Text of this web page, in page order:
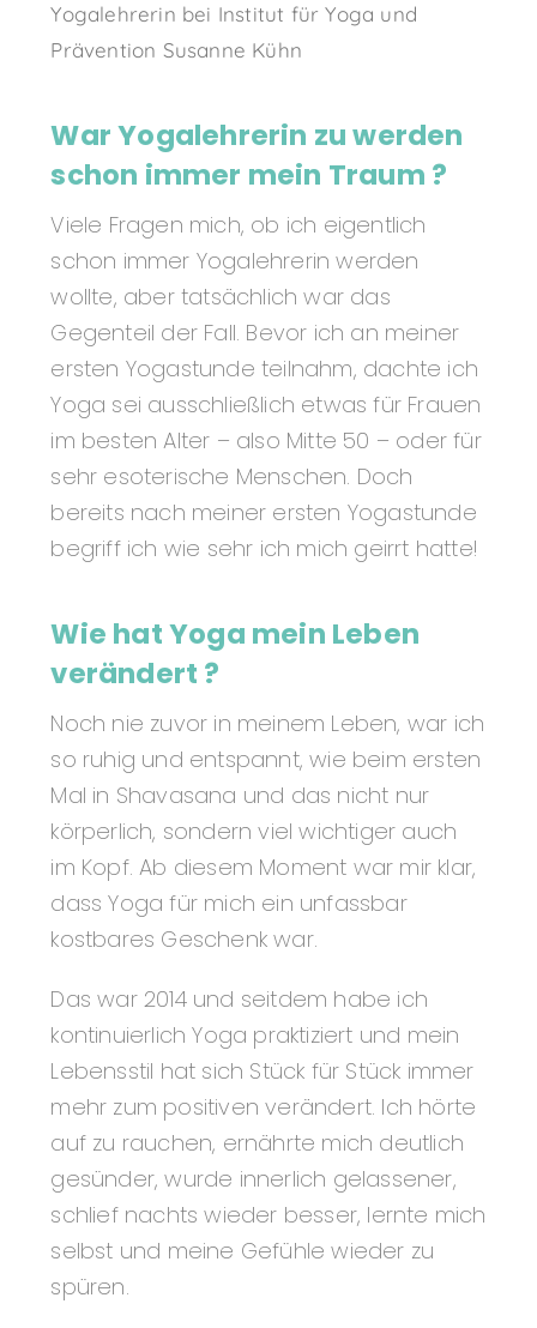
Yogalehrerin bei Institut für Yoga und
Prävention Susanne Kühn
War Yogalehrerin zu werden
schon immer mein Traum ?
Viele Fragen mich, ob ich eigentlich
schon immer Yogalehrerin werden
wollte, aber tatsächlich war das
Gegenteil der Fall. Bevor ich an meiner
ersten Yogastunde teilnahm, dachte ich
Yoga sei ausschließlich etwas für Frauen
im besten Alter – also Mitte 50 – oder für
sehr esoterische Menschen. Doch
bereits nach meiner ersten Yogastunde
begriff ich wie sehr ich mich geirrt hatte!
Wie hat Yoga mein Leben
verändert ?
Noch nie zuvor in meinem Leben, war ich
so ruhig und entspannt, wie beim ersten
Mal in Shavasana und das nicht nur
körperlich, sondern viel wichtiger auch
im Kopf. Ab diesem Moment war mir klar,
dass Yoga für mich ein unfassbar
kostbares Geschenk war.
Das war 2014 und seitdem habe ich
kontinuierlich Yoga praktiziert und mein
Lebensstil hat sich Stück für Stück immer
mehr zum positiven verändert. Ich hörte
auf zu rauchen, ernährte mich deutlich
gesünder, wurde innerlich gelassener,
schlief nachts wieder besser, lernte mich
selbst und meine Gefühle wieder zu
spüren.